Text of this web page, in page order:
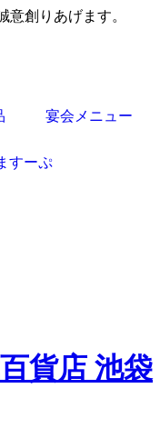
創りあげます。
宴会メニュー
すーぷ
貨店 池袋